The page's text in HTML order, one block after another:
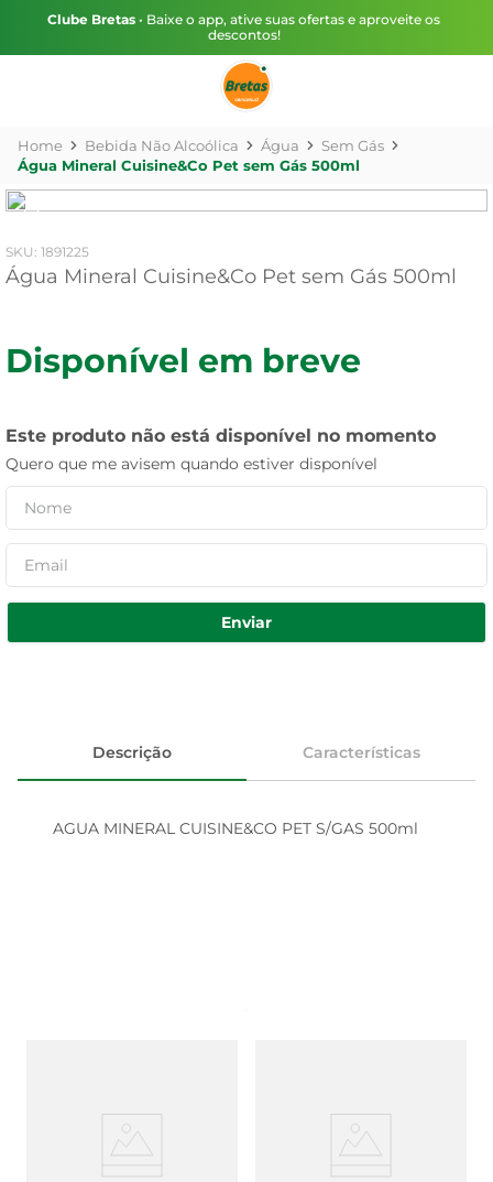
Clube Bretas • Baixe o app, ative suas ofertas e aproveite os
descontos!
Bebida Não Alcoólica Água
Sem Gás
Água Mineral Cuisine&Co Pet sem Gás 500ml
: 1891225
Água Mineral Cuisine&Co Pet sem Gás 500ml
Disponível em breve
Este produto não está disponível no momento
Quero que me avisem quando estiver disponível
Enviar
Descrição Características
AGUA MINERAL CUISINE&CO PET S/GAS 500ml